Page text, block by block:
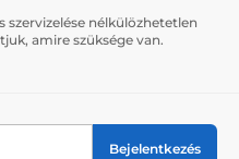
szervizelése nélkülözhetetlen
amire szüksége van.
Bejelentkezés